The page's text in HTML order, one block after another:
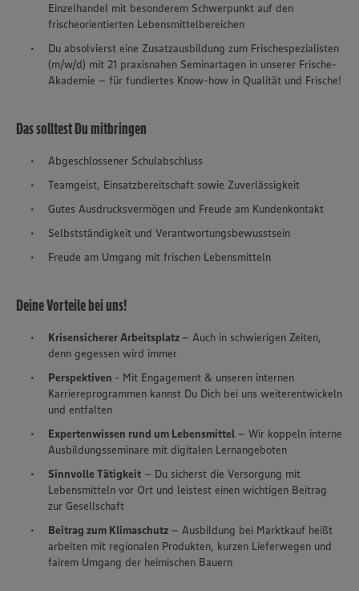
Einzelhandel mit besonderem Schwerpunkt auf den
frischeorientierten Lebensmittelbereichen
Du absolvierst eine Zusatzausbildung zum Frischespezialisten
(m/w/d) mit 21 praxisnahen Seminartagen in unserer Frische-
Akademie – für fundiertes Know-how in Qualität und Frische!
Das solltest Du mitbringen
Abgeschlossener Schulabschluss
Teamgeist, Einsatzbereitschaft sowie Zuverlässigkeit
Gutes Ausdrucksvermögen und Freude am Kundenkontakt
Selbstständigkeit und Verantwortungsbewusstsein
Freude am Umgang mit frischen Lebensmitteln
Deine Vorteile bei uns!
Krisensicherer Arbeitsplatz – Auch in schwierigen Zeiten,
denn gegessen wird immer
Perspektiven - Mit Engagement & unseren internen
Karriereprogrammen kannst Du Dich bei uns weiterentwickeln
und entfalten
Expertenwissen rund um Lebensmittel – Wir koppeln interne
Ausbildungsseminare mit digitalen Lernangeboten
Sinnvolle Tätigkeit – Du sicherst die Versorgung mit
Lebensmitteln vor Ort und leistest einen wichtigen Beitrag
zur Gesellschaft
Beitrag zum Klimaschutz – Ausbildung bei Marktkauf heißt
arbeiten mit regionalen Produkten, kurzen Lieferwegen und
fairem Umgang der heimischen Bauern